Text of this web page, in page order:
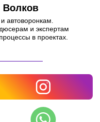
Волков
автоворонкам.
и экспертам
в проектах.